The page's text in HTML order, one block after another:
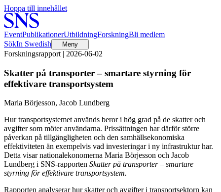
Hoppa till innehållet
EventPublikationerUtbildningForskningBli medlem
SökIn Swedish Meny
Forskningsrapport | 2026-06-02
Skatter på transporter – smartare styrning för
effektivare transportsystem
Maria Börjesson, Jacob Lundberg
Hur transportsystemet används beror i hög grad på de skatter och
avgifter som möter användarna. Prissättningen har därför större
påverkan på tillgängligheten och den samhällsekonomiska
effektiviteten än exempelvis vad investeringar i ny infrastruktur har.
Detta visar nationalekonomerna Maria Börjesson och Jacob
Lundberg i SNS-rapporten Skatter på transporter – smartare
styrning för effektivare transportsystem.
Rapporten analyserar hur skatter och avgifter i transportsektorn kan